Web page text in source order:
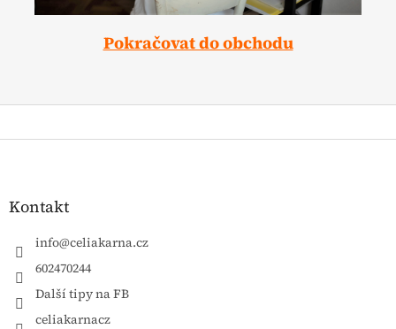
Pokračovat do obchodu
Zápatí
Kontakt
info@celiakarna.cz
602470244
Další tipy na FB
celiakarnacz